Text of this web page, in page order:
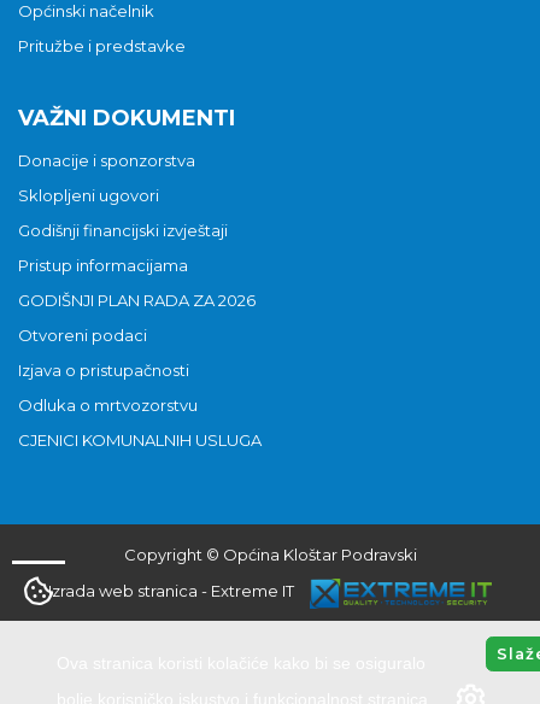
Općinski načelnik
Pritužbe i predstavke
VAŽNI DOKUMENTI
Donacije i sponzorstva
Sklopljeni ugovori
Godišnji financijski izvještaji
Pristup informacijama
GODIŠNJI PLAN RADA ZA 2026
Otvoreni podaci
Izjava o pristupačnosti
Odluka o mrtvozorstvu
CJENICI KOMUNALNIH USLUGA
Copyright © Općina Kloštar Podravski
Izrada web stranica - Extreme IT